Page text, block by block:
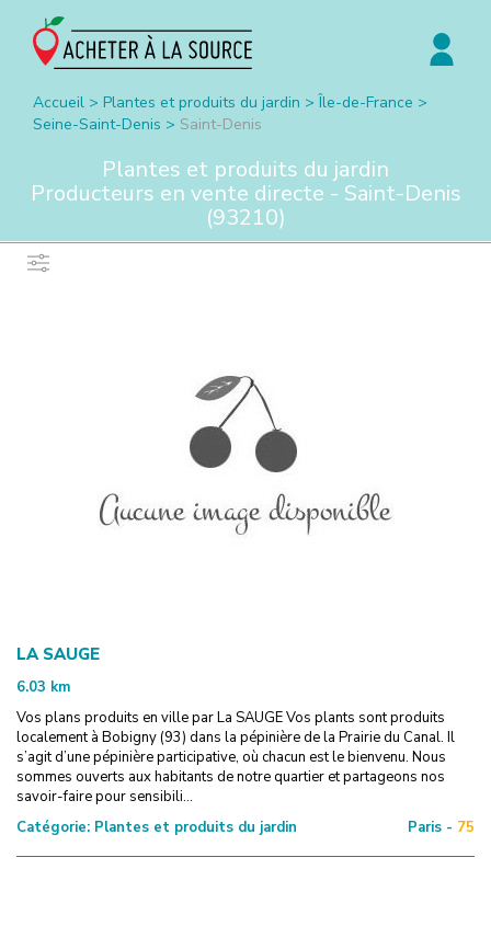
Accueil > Plantes et produits du jardin >Île-de-France >
Seine-Saint-Denis > Saint-Denis
Plantes et produits du jardin
Producteurs en vente directe - Saint-Denis
(93210)
LA SAUGE
6.03 km
Vos plans produits en ville par La SAUGE Vos plants sont produits
localement à Bobigny (93) dans la pépinière de la Prairie du Canal. Il
s’agit d’une pépinière participative, où chacun est le bienvenu. Nous
sommes ouverts aux habitants de notre quartier et partageons nos
savoir-faire pour sensibili...
Catégorie: Plantes et produits du jardin Paris - 75